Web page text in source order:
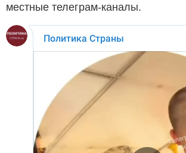
местные телеграм-каналы.